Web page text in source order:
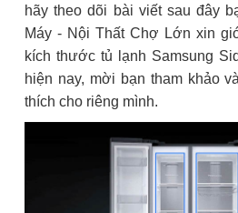
hãy theo dõi bài viết sau đây
Máy - Nội Thất Chợ Lớn xin
kích thước tủ lạnh Samsung
hiện nay, mời bạn tham khảo
thích cho riêng mình.